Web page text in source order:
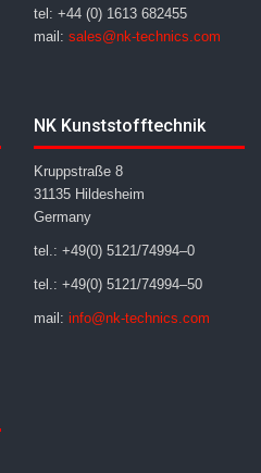
tel: +44 (0) 1613 682455
mail: sales@nk-technics.com
NK Kunststofftechnik
Kruppstraße 8
31135 Hildesheim
Germany
tel.: +49(0) 5121/74994–0
tel.: +49(0) 5121/74994–50
mail: info@nk-technics.com